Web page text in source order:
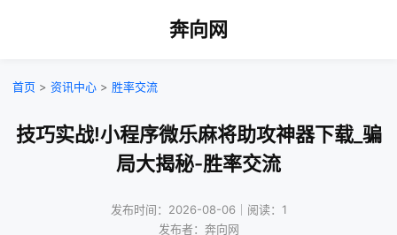
奔向网
首页 > 资讯中心 > 胜率交流
技巧实战!小程序微乐麻将助攻神器下载_骗
局大揭秘-胜率交流
发布时间：2026-08-06｜阅读：1
发布者：奔向网